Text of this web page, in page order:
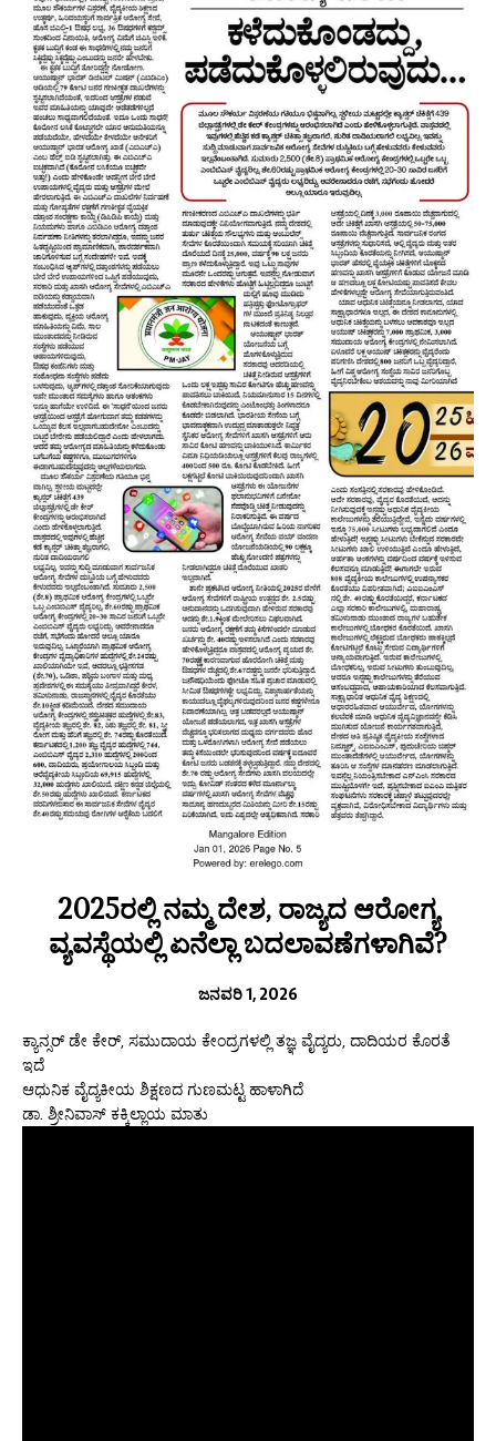
2025ರಲ್ಲಿ ನಮ್ಮ ದೇಶ, ರಾಜ್ಯದ ಆರೋಗ್ಯ
ವ್ಯವಸ್ಥೆಯಲ್ಲಿ ಏನೆಲ್ಲಾ ಬದಲಾವಣೆಗಳಾಗಿವೆ?
ಜನವರಿ 1, 2026
ಕ್ಯಾನ್ಸರ್ ಡೇ ಕೇರ್, ಸಮುದಾಯ ಕೇಂದ್ರಗಳಲ್ಲಿ ತಜ್ಞ ವೈದ್ಯರು, ದಾದಿಯರ ಕೊರತೆ
ಇದೆ
ಆಧುನಿಕ ವೈದ್ಯಕೀಯ ಶಿಕ್ಷಣದ ಗುಣಮಟ್ಟ ಹಾಳಾಗಿದೆ
ಡಾ. ಶ್ರೀನಿವಾಸ್ ಕಕ್ಕಿಲ್ಲಾಯ ಮಾತು